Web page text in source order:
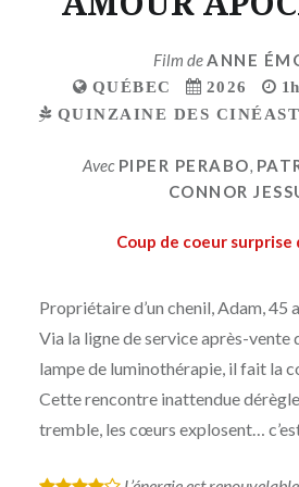
Film deANNE
QUÉBEC 2026
QUINZAINE DES
Avec PIPER PERABO,
CONNOR
Coup de coeur surprise
Propriétaire d’un chenil, Adam, 45
Via la ligne de service après-vente
lampe de luminothérapie, il fait la
Cette rencontre inattendue
tremble, les cœurs explosent…